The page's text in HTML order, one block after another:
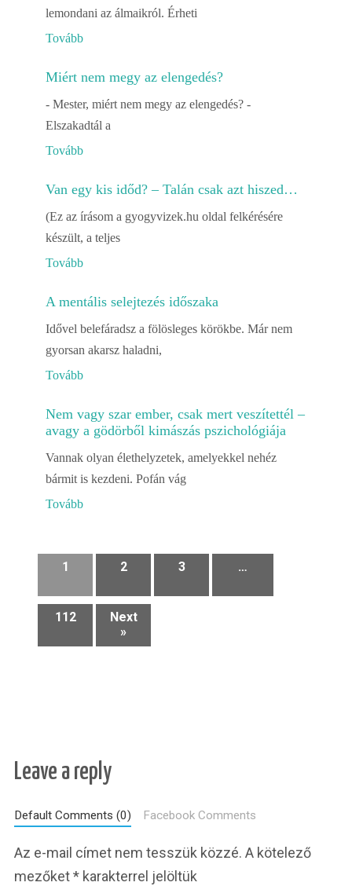
lemondani az álmaikról. Érheti
Tovább
Miért nem megy az elengedés?
- Mester, miért nem megy az elengedés? -
Elszakadtál a
Tovább
Van egy kis időd? – Talán csak azt hiszed…
(Ez az írásom a gyogyvizek.hu oldal felkérésére
készült, a teljes
Tovább
A mentális selejtezés időszaka
Idővel belefáradsz a fölösleges körökbe. Már nem
gyorsan akarsz haladni,
Tovább
Nem vagy szar ember, csak mert veszítettél –
avagy a gödörből kimászás pszichológiája
Vannak olyan élethelyzetek, amelyekkel nehéz
bármit is kezdeni. Pofán vág
Tovább
1 2 3 …
112
Next
»
Leave a reply
Default Comments (0) Facebook Comments
Az e-mail címet nem tesszük közzé. A kötelező
mezőket* karakterrel jelöltük